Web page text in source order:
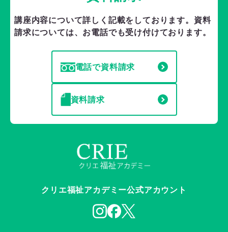
講座内容について詳しく記載をしております。 資料
請求については、お電話でも受け付けております。
電話で資料請求
資料請求
クリエ福祉アカデミー公式アカウント